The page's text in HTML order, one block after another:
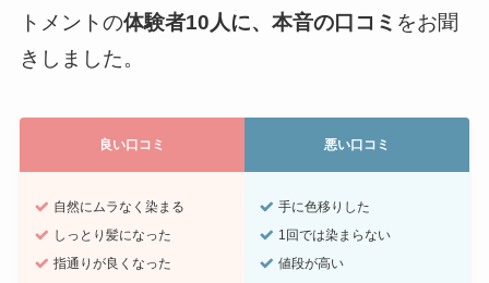
トメントの体験者10人に、本音の口コミ をお聞
きしました。
良い口コミ 悪い口コミ
自然にムラなく染まる
しっとり髪になった
指通りが良くなった
手に色移りした
1回では染まらない
値段が高い